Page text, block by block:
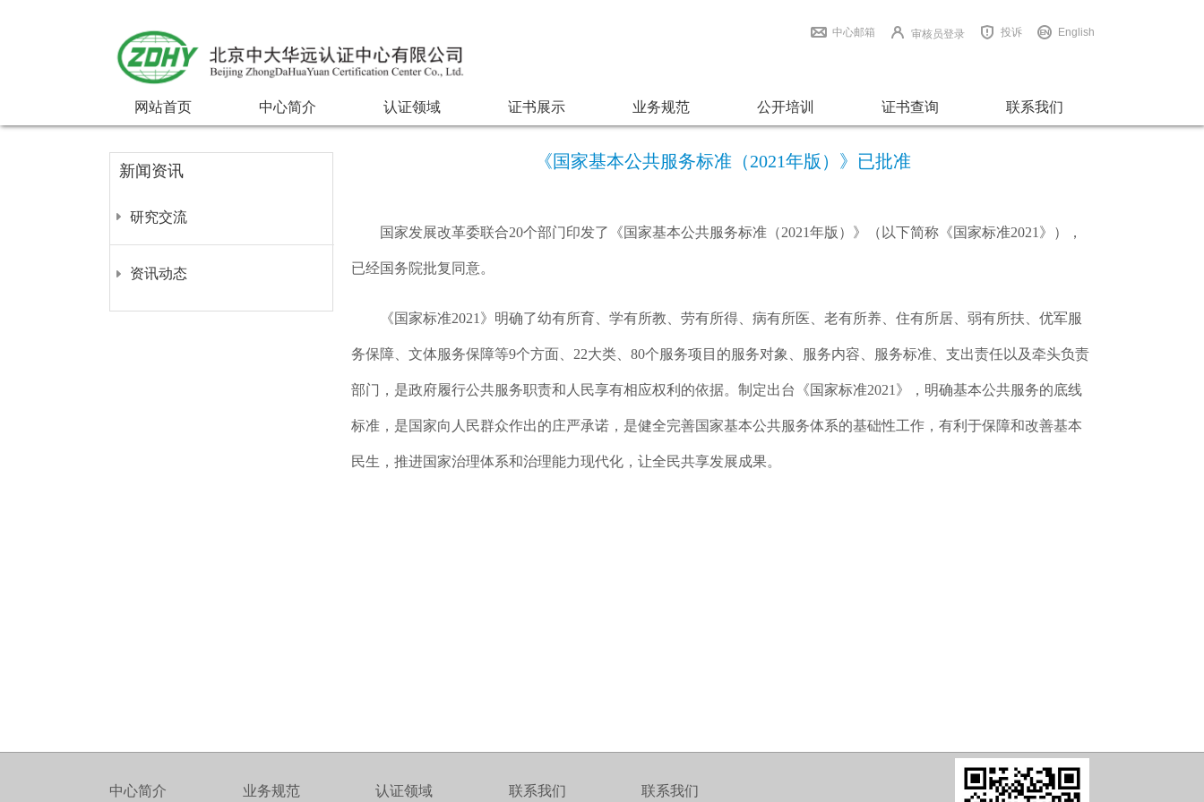
English
投诉
审核员登录
中心邮箱
网站首页 中心简介 认证领域 证书展示 业务规范 公开培训 证书查询 联系我们
《国家基本公共服务标准（2021年版）》已批准
国家发展改革委联合20个部门印发了《国家基本公共服务标准（2021年版）》（以下简称《国家标准2021》），
已经国务院批复同意。
《国家标准2021》明确了幼有所育、学有所教、劳有所得、病有所医、老有所养、住有所居、弱有所扶、优军服
务保障、文体服务保障等9个方面、22大类、80个服务项目的服务对象、服务内容、服务标准、支出责任以及牵头负责
部门，是政府履行公共服务职责和人民享有相应权利的依据。制定出台《国家标准2021》，明确基本公共服务的底线
标准，是国家向人民群众作出的庄严承诺，是健全完善国家基本公共服务体系的基础性工作，有利于保障和改善基本
民生，推进国家治理体系和治理能力现代化，让全民共享发展成果。
新闻资讯
研究交流
资讯动态
中心简介 业务规范 认证领域 联系我们 联系我们